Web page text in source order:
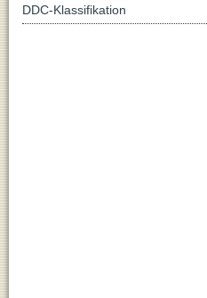
DDC-Klassifikation